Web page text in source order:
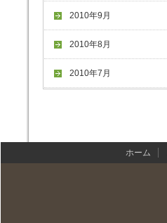
2010年9月
2010年8月
2010年7月
ホーム